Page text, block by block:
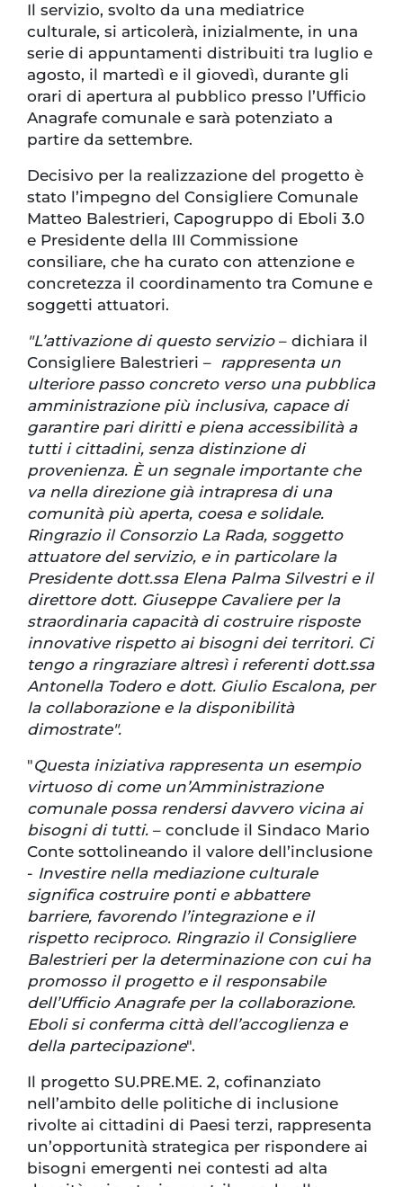
Il servizio, svolto da una mediatrice
culturale, si articolerà, inizialmente, in una
serie di appuntamenti distribuiti tra luglio e
agosto, il martedì e il giovedì, durante gli
orari di apertura al pubblico presso l’Ufficio
Anagrafe comunale e sarà potenziato a
partire da settembre.
Decisivo per la realizzazione del progetto è
stato l’impegno del Consigliere Comunale
Matteo Balestrieri, Capogruppo di Eboli 3.0
e Presidente della III Commissione
consiliare, che ha curato con attenzione e
concretezza il coordinamento tra Comune e
soggetti attuatori.
"L’attivazione di questo servizio– dichiara il
Consigliere Balestrieri – rappresenta un
ulteriore passo concreto verso una pubblica
amministrazione più inclusiva, capace di
garantire pari diritti e piena accessibilità a
tutti i cittadini, senza distinzione di
provenienza. È un segnale importante che
va nella direzione già intrapresa di una
comunità più aperta, coesa e solidale.
Ringrazio il Consorzio La Rada, soggetto
attuatore del servizio, e in particolare la
Presidente dott.ssa Elena Palma Silvestri e il
direttore dott. Giuseppe Cavaliere per la
straordinaria capacità di costruire risposte
innovative rispetto ai bisogni dei territori. Ci
tengo a ringraziare altresì i referenti dott.ssa
Antonella Todero e dott. Giulio Escalona, per
la collaborazione e la disponibilità
dimostrate".
"Questa iniziativa rappresenta un esempio
virtuoso di come un’Amministrazione
comunale possa rendersi davvero vicina ai
bisogni di tutti. – conclude il Sindaco Mario
Conte sottolineando il valore dell’inclusione
- Investire nella mediazione culturale
significa costruire ponti e abbattere
barriere, favorendo l’integrazione e il
rispetto reciproco. Ringrazio il Consigliere
Balestrieri per la determinazione con cui ha
promosso il progetto e il responsabile
dell’Ufficio Anagrafe per la collaborazione.
Eboli si conferma città dell’accoglienza e
della partecipazione".
Il progetto SU.PRE.ME. 2, cofinanziato
nell’ambito delle politiche di inclusione
rivolte ai cittadini di Paesi terzi, rappresenta
un’opportunità strategica per rispondere ai
bisogni emergenti nei contesti ad alta